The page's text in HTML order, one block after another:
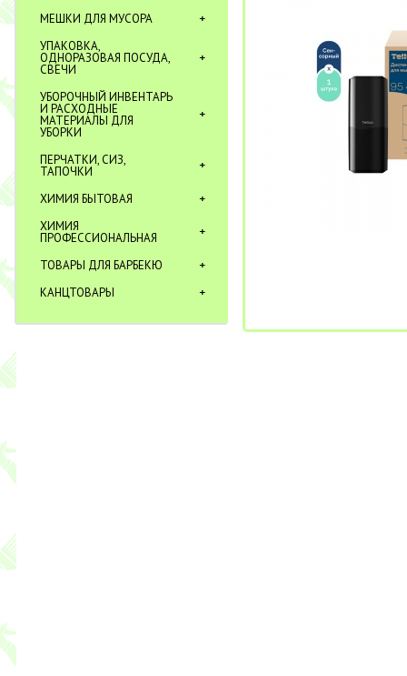
МЕШКИ ДЛЯ МУСОРА
УПАКОВКА,
ОДНОРАЗОВАЯ ПОСУДА,
СВЕЧИ
УБОРОЧНЫЙ ИНВЕНТАРЬ
И РАСХОДНЫЕ
МАТЕРИАЛЫ ДЛЯ
УБОРКИ
ПЕРЧАТКИ, СИЗ,
ТАПОЧКИ
ХИМИЯ БЫТОВАЯ
ХИМИЯ
ПРОФЕССИОНАЛЬНАЯ
ТОВАРЫ ДЛЯ БАРБЕКЮ
КАНЦТОВАРЫ